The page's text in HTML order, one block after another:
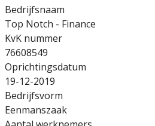
Bedrijfsnaam
Top Notch - Finance
KvK nummer
76608549
Oprichtingsdatum
19-12-2019
Bedrijfsvorm
Eenmanszaak